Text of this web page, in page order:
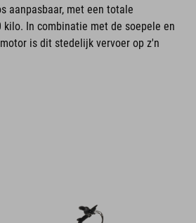
aanpasbaar, met een totale
In combinatie met de soepele en
is dit stedelijk vervoer op z'n